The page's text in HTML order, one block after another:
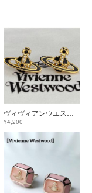
ヴィヴィアンウエストウッド ピアス
¥4,200